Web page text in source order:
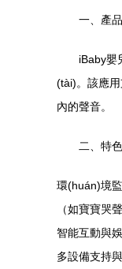
一、產
iBaby嬰
(tài)。該應
內的聲音。
二、特
環(huán)境
（如寶寶哭
智能互動與
多設備支持